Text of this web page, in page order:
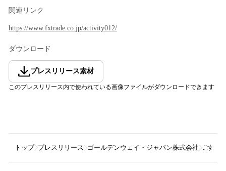
関連リンク
https://www.fxtrade.co.jp/activity012/
ダウンロード
プレスリリース素材
このプレスリリース内で使われている画像ファイルがダウンロードできます
トップ プレスリリース ゴールデンウェイ・ジャパン株式会社 ご好評